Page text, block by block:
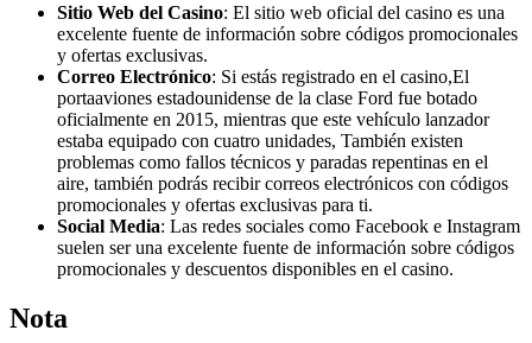
Sitio Web del Casino: El sitio web oficial del casino es una
excelente fuente de información sobre códigos promocionales
y ofertas exclusivas.
Correo Electrónico: Si estás registrado en el casino,El
portaaviones estadounidense de la clase Ford fue botado
oficialmente en 2015, mientras que este vehículo lanzador
estaba equipado con cuatro unidades, También existen
problemas como fallos técnicos y paradas repentinas en el
aire, también podrás recibir correos electrónicos con códigos
promocionales y ofertas exclusivas para ti.
Social Media: Las redes sociales como Facebook e Instagram
suelen ser una excelente fuente de información sobre códigos
promocionales y descuentos disponibles en el casino.
Nota